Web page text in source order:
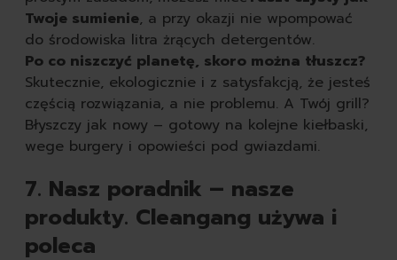
Twoje sumienie, a przy okazji nie wpompować
do środowiska litra żrących detergentów.
Po co niszczyć planetę, skoro można tłuszcz?
Skutecznie, ekologicznie i z satysfakcją, że jesteś
częścią rozwiązania, a nie problemu. A Twój grill?
Błyszczy jak nowy – gotowy na kolejne kiełbaski,
wege burgery i opowieści pod gwiazdami.
7. Nasz poradnik – nasze
produkty. Cleangang używa i
poleca